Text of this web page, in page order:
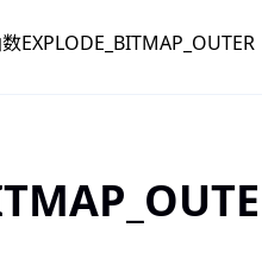
EXPLODE_BITMAP_OUTER